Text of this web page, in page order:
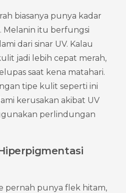
biasanya punya kadar
Melanin itu berfungsi
dari sinar UV. Kalau
jadi lebih cepat merah,
saat kena matahari.
tipe kulit seperti ini
kerusakan akibat UV
perlindungan
pernah punya flek hitam,